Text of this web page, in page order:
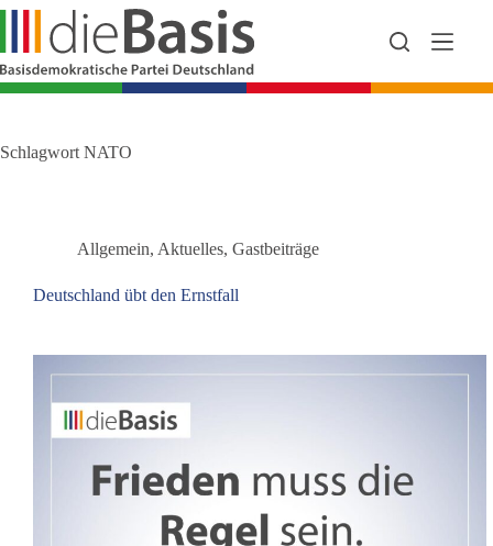
Zum
springen
Schlagwort NATO
Allgemein, Aktuelles, Gastbeiträge
Deutschland übt den Ernstfall